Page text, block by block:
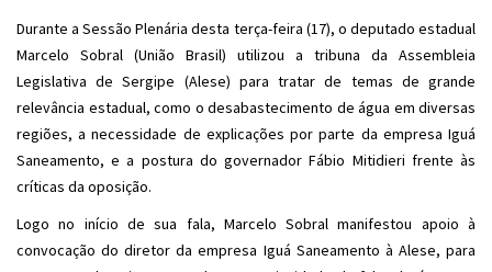
Durante a Sessão Plenária desta terça-feira (17), o deputado estadual
Marcelo Sobral (União Brasil) utilizou a tribuna da Assembleia
Legislativa de Sergipe (Alese) para tratar de temas de grande
relevância estadual, como o desabastecimento de água em diversas
regiões, a necessidade de explicações por parte da empresa Iguá
Saneamento, e a postura do governador Fábio Mitidieri frente às
críticas da oposição.
Logo no início de sua fala, Marcelo Sobral manifestou apoio à
convocação do diretor da empresa Iguá Saneamento à Alese, para